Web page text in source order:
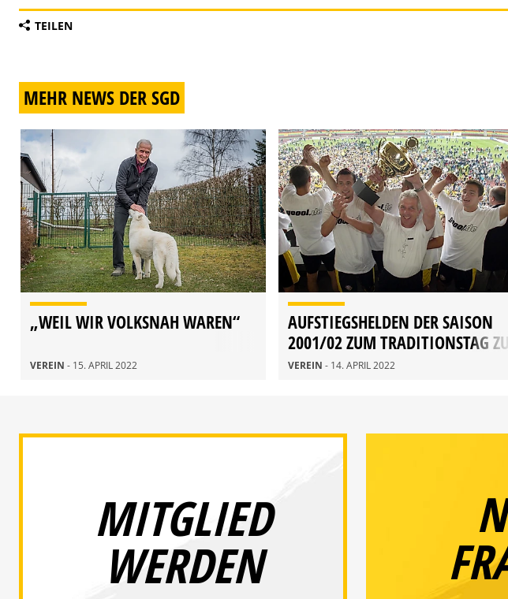
TEILEN
MEHR NEWS DER SGD
„WEIL WIR VOLKSNAH WAREN“
VEREIN - 15. APRIL 2022
AUFSTIEGSHELDEN DER SAISON
2001/02 ZUM TRADITIONSTAG ZU
GAST
VEREIN - 14. APRIL 2022
MITGLIED
WERDEN